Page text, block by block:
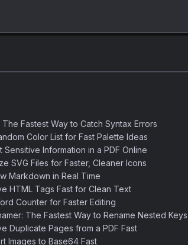
The Fastest Way to Catch Syntax Errors
Color List for Fast Palette Ideas
Sensitive Information in a PDF Online
SVG Files for Faster, Cleaner Icons
Markdown in Real Time
HTML Tags Fast for Clean Text
Counter for Faster Editing
The Fastest Way to Rename Nested Keys
Duplicate Pages from a PDF Fast
Images to Base64 Fast